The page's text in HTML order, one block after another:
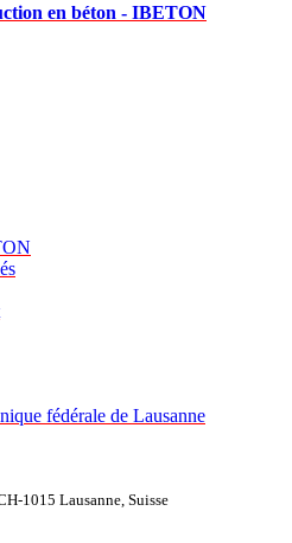
en béton - IBETON
1015 Lausanne, Suisse